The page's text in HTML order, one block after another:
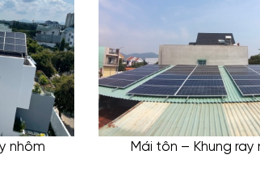
nhôm Mái tôn – Khung ray